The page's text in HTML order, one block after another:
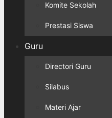
Komite Sekolah
Prestasi Siswa
Guru
Directori Guru
Silabus
Materi Ajar